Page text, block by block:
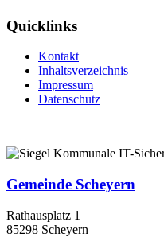
Quicklinks
Kontakt
Inhaltsverzeichnis
Impressum
Datenschutz
Gemeinde Scheyern
Rathausplatz 1
85298 Scheyern